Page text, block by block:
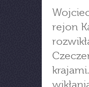
rejon